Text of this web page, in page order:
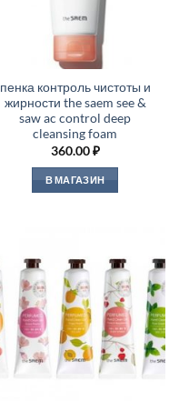
пенка контроль чистоты и
жирности the saem see &
saw ac control deep
cleansing foam
360.00₽
В МАГАЗИН